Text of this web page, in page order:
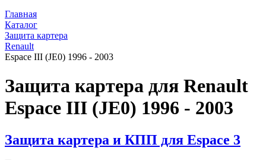
Главная
Каталог
Защита картера
Renault
Espace III (JE0) 1996 - 2003
Защита картера для Renault
Espace III (JE0) 1996 - 2003
Защита картера и КПП для Espace 3